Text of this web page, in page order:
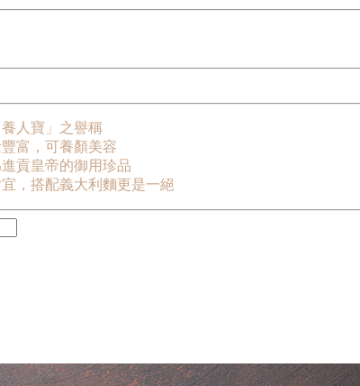
人寶」之譽稱
富，可養顏美容
貢皇帝的御用珍品
，搭配義大利麵更是一絕